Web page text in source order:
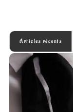
Articles récents
Exploration des